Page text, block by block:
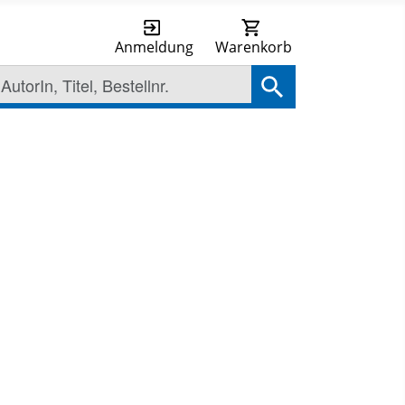
Anmeldung Warenkorb